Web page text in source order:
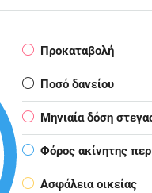
Προκαταβολή
Ποσό δανείου
Μηνιαία δόση
Φόρος ακίνητης
Ασφάλεια οικείας